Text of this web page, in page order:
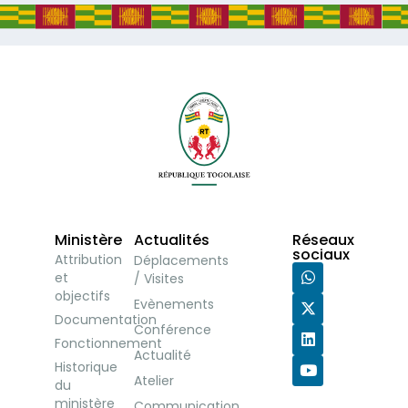
Ministère
Attribution
et
objectifs
Documentation
Fonctionnement
Historique
du
ministère
Actualités
Déplacements
/ Visites
Evènements
Conférence
Actualité
Atelier
Réseaux
sociaux